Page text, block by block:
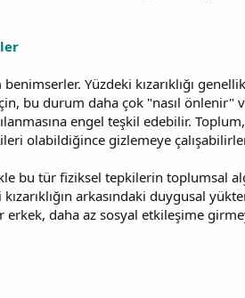
Yüzdeki kızarıklığı
bu durum daha çok "nasıl önlenir"
engel teşkil edebilir.
olabildiğince gizlemeye
bu tür fiziksel tepkilerin toplumsal
arkasındaki duygusal
daha az sosyal etkileşime